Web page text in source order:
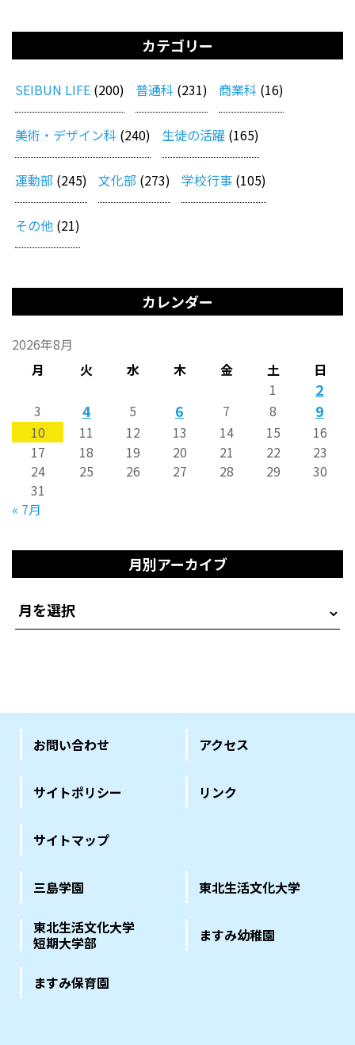
カテゴリー
SEIBUN LIFE (200) 普通科 (231) 商業科 (16)
美術・デザイン科 (240) 生徒の活躍 (165)
運動部 (245) 文化部 (273) 学校行事 (105)
その他 (21)
カレンダー
2026年8月
月
火 水 木 金 土 日
« 7月
1 2
3 4 5 6 7 8 9
10 11 12 13 14 15
16
17
18 19 20 21 22
23
24
25 26 27 28 29
30
31
月別アーカイブ
お問い合わせ アクセス
サイトポリシー リンク
サイトマップ
三島学園 東北生活文化大学
東北生活文化大学
短期大学部
ますみ幼稚園
ますみ保育園